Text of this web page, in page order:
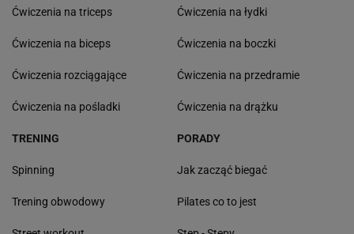
Ćwiczenia na triceps
Ćwiczenia na biceps
Ćwiczenia rozciągające
Ćwiczenia na pośladki
Ćwiczenia na łydki
Ćwiczenia na boczki
Ćwiczenia na przedramie
Ćwiczenia na drążku
TRENING
Spinning
Trening obwodowy
PORADY
Jak zacząć biegać
Pilates co to jest